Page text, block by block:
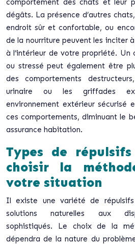
comportement des chats et leur
dégâts. La présence d’autres
endroit sûr et confortable, ou
de la nourriture peuvent les inciter
à l’intérieur de votre propriété. Un
ou stressé peut également être
des comportements
urinaire ou les griffades
environnement extérieur sécurisé
ces comportements, diminuant le
assurance habitation.
Types de
choisir la
votre situation
Il existe une variété de
solutions naturelles aux
sophistiqués. Le choix de la
dépendra de la nature du